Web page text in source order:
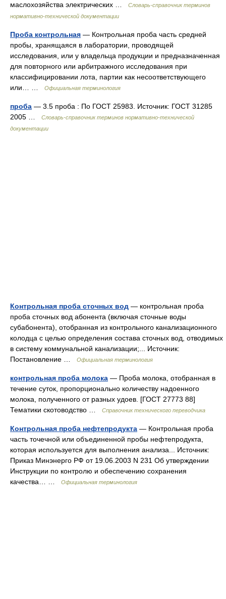
маслохозяйства электрических …
Словарь-справочник терминов
нормативно-технической документации
Проба контрольная — Контрольная проба часть средней
пробы, хранящаяся в лаборатории, проводящей
исследования, или у владельца продукции и предназначенная
для повторного или арбитражного исследования при
классифицировании лота, партии как несоответствующего
или… …
Официальная терминология
проба — 3.5 проба : По ГОСТ 25983. Источник: ГОСТ 31285
2005 …
Словарь-справочник терминов нормативно-технической
документации
Контрольная проба сточных вод — контрольная проба
проба сточных вод абонента (включая сточные воды
субабонента), отобранная из контрольного канализационного
колодца с целью определения состава сточных вод, отводимых
в систему коммунальной канализации;... Источник:
Постановление …
Официальная терминология
контрольная проба молока — Проба молока, отобранная в
течение суток, пропорционально количеству надоенного
молока, полученного от разных удоев. [ГОСТ 27773 88]
Тематики скотоводство …
Справочник технического переводчика
Контрольная проба нефтепродукта — Контрольная проба
часть точечной или объединенной пробы нефтепродукта,
которая используется для выполнения анализа... Источник:
Приказ Минэнерго РФ от 19.06.2003 N 231 Об утверждении
Инструкции по контролю и обеспечению сохранения
качества… …
Официальная терминология